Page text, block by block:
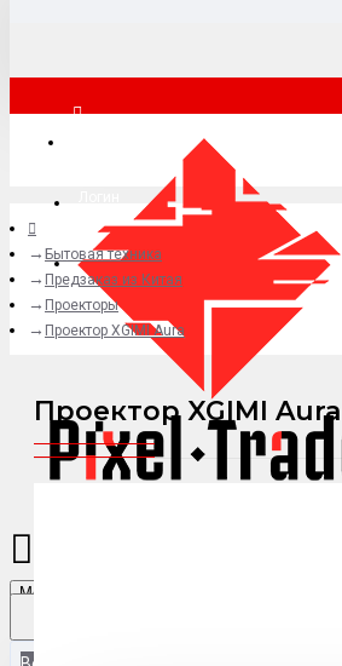
+7 (495) 015-41-41
Menu
Бытовая техника
Предзаказ из Китая
Проекторы
Проектор XGIMI Aura
Проектор XGIMI Aura